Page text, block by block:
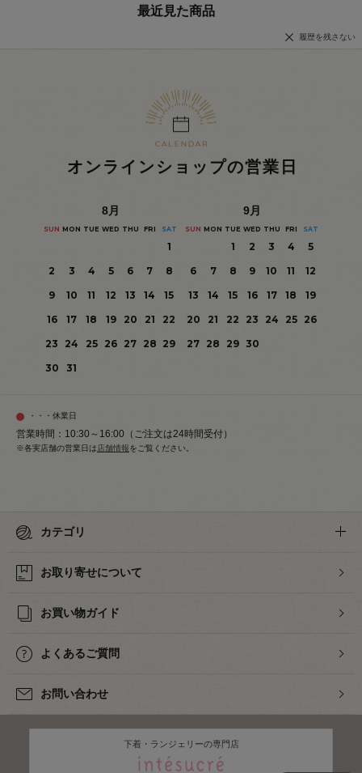
最近見た商品
履歴を残さない
オンラインショップの営業日
8月
SUN MON TUE WED THU FRI SAT
1
2
3 4 5 6 7
8
9
10 11 12 13 14
15
16
17 18 19 20 21
22
23
24 25 26 27 28 29
30
31
9月
SUN MON TUE WED THU FRI SAT
1 2 3 4
5
6
7 8 9 10 11
12
13
14 15 16 17 18
19
20
21 22 23 24 25
26
27 28 29 30
・・・休業日
営業時間：10:30～16:00（ご注文は24時間受付）
※各実店舗の営業日は店舗情報をご覧ください。
カテゴリ
お取り寄せについて
お買い物ガイド
よくあるご質問
お問い合わせ
下着・ランジェリーの専門店